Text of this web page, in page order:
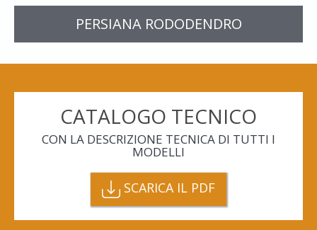
PERSIANA RODODENDRO
CATALOGO TECNICO
CON LA DESCRIZIONE TECNICA DI TUTTI I
MODELLI
SCARICA IL PDF